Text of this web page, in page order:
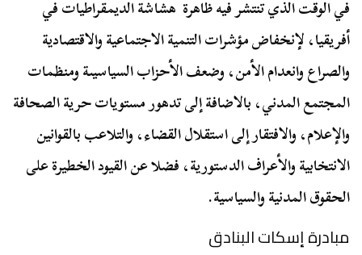
في الوقت الذي تنتشر فيه ظاهرة هشاشة الديمقراطيات في
أفريقيا، لإنخفاض مؤشرات التنمية الاجتماعية والاقتصادية
والصراع وانعدام الأمن، وضعف الأحزاب السياسيىة ومنظمات
المجتمع المدني، بالاضافة إلى تدهور مستويات حرية الصحافة
والإعلام، والافتقار إلى استقلال القضاء، والتلاعب بالقوانين
الانتخابية والأعراف الدستورية، فضلا عن القيود الخطيرة على
الحقوق المدنية والسياسية.
مبادرة إسكات البنادق